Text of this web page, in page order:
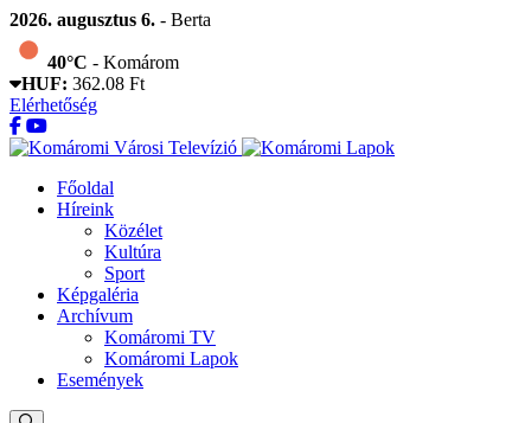
2026. augusztus 6. - Berta
40°C - Komárom
HUF: 362.08 Ft
Elérhetőség
Főoldal
Híreink
Közélet
Kultúra
Sport
Képgaléria
Archívum
Komáromi TV
Komáromi Lapok
Események